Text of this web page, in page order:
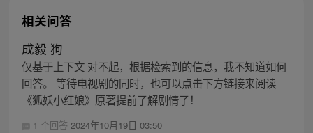
相关问答
成毅 狗
仅基于上下文 对不起，根据检索到的信息，我不知道如何
回答。 等待电视剧的同时，也可以点击下方链接来阅读
《狐妖小红娘》原著提前了解剧情了！
1 个回答 2024年10月19日 03:50